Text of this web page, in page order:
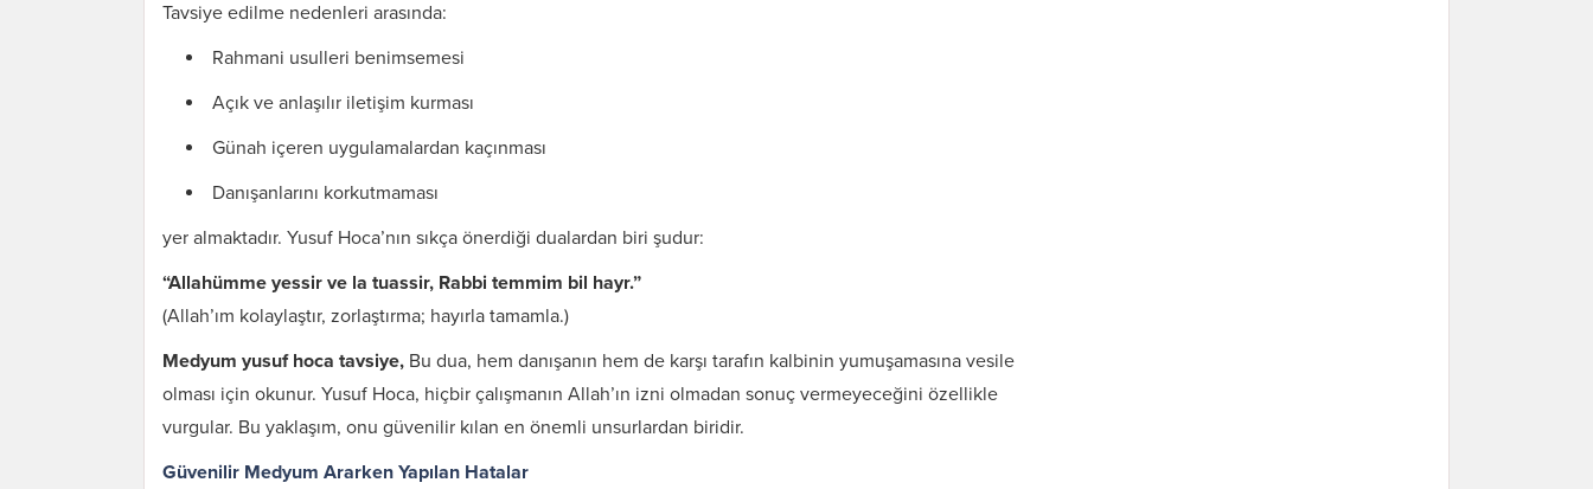
Tavsiye edilme nedenleri arasında:
Rahmani usulleri benimsemesi
Açık ve anlaşılır iletişim kurması
Günah içeren uygulamalardan kaçınması
Danışanlarını korkutmaması
yer almaktadır. Yusuf Hoca’nın sıkça önerdiği dualardan biri şudur:
“Allahümme yessir ve la tuassir, Rabbi temmim bil hayr.”
(Allah’ım kolaylaştır, zorlaştırma; hayırla tamamla.)
Medyum yusuf hoca tavsiye, Bu dua, hem danışanın hem de karşı tarafın kalbinin yumuşamasına vesile
olması için okunur. Yusuf Hoca, hiçbir çalışmanın Allah’ın izni olmadan sonuç vermeyeceğini özellikle
vurgular. Bu yaklaşım, onu güvenilir kılan en önemli unsurlardan biridir.
Güvenilir Medyum Ararken Yapılan Hatalar